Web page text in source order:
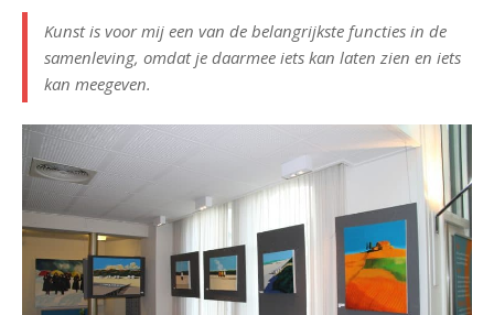
Kunst is voor mij een van de belangrijkste functies in de
samenleving, omdat je daarmee iets kan laten zien en iets
kan meegeven.